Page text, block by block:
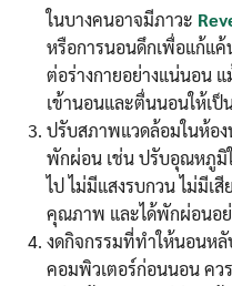
ในบางคนอาจมีภาวะ
หรือการนอนดึกเพื่อแก้แ
ต่อร่างกายอย่างแน่นอน
เข้านอนและตื่นนอนให้เป็
ปรับสภาพแวดล้อมในห้อ
พักผ่อน เช่น ปรับอุณหภูมิ
ไป ไม่มีแสงรบกวน ไม่มีเ
คุณภาพ และได้พักผ่อนอย่
งดกิจกรรมที่ทำให้นอนห
คอมพิวเตอร์ก่อนนอน คว